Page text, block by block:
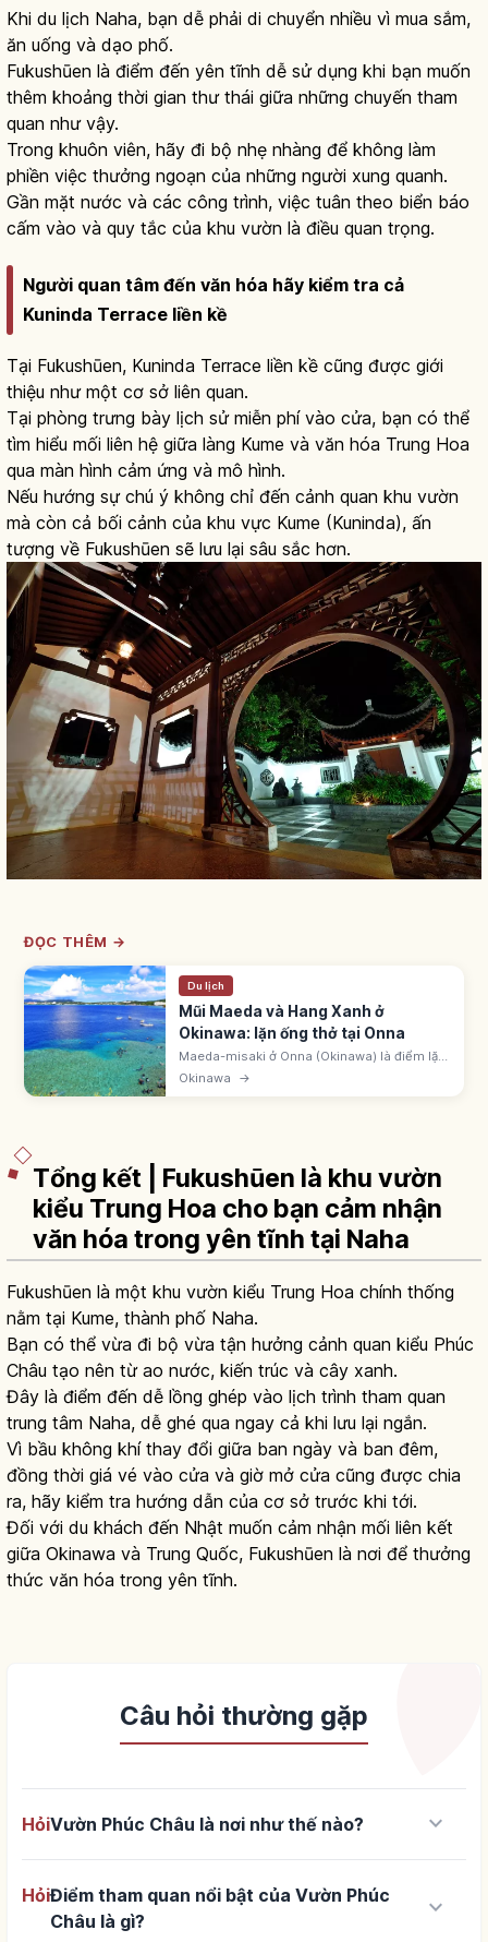
Khi du lịch Naha, bạn dễ phải di chuyển nhiều vì mua sắm,
ăn uống và dạo phố.
Fukushūen là điểm đến yên tĩnh dễ sử dụng khi bạn muốn
thêm khoảng thời gian thư thái giữa những chuyến tham
quan như vậy.
Trong khuôn viên, hãy đi bộ nhẹ nhàng để không làm
phiền việc thưởng ngoạn của những người xung quanh.
Gần mặt nước và các công trình, việc tuân theo biển báo
cấm vào và quy tắc của khu vườn là điều quan trọng.
Người quan tâm đến văn hóa hãy kiểm tra cả
Kuninda Terrace liền kề
Tại Fukushūen, Kuninda Terrace liền kề cũng được giới
thiệu như một cơ sở liên quan.
Tại phòng trưng bày lịch sử miễn phí vào cửa, bạn có thể
tìm hiểu mối liên hệ giữa làng Kume và văn hóa Trung Hoa
qua màn hình cảm ứng và mô hình.
Nếu hướng sự chú ý không chỉ đến cảnh quan khu vườn
mà còn cả bối cảnh của khu vực Kume (Kuninda), ấn
tượng về Fukushūen sẽ lưu lại sâu sắc hơn.
ĐỌC THÊM →
Du lịch
Mũi Maeda và Hang Xanh ở
Okinawa: lặn ống thở tại Onna
Maeda-misaki ở Onna (Okinawa) là điểm lặn
biển và lặn ống thở nổi tiếng Nhật Bản. Hang
Okinawa →
Tổng kết | Fukushūen là khu vườn
kiểu Trung Hoa cho bạn cảm nhận
văn hóa trong yên tĩnh tại Naha
Fukushūen là một khu vườn kiểu Trung Hoa chính thống
nằm tại Kume, thành phố Naha.
Bạn có thể vừa đi bộ vừa tận hưởng cảnh quan kiểu Phúc
Châu tạo nên từ ao nước, kiến trúc và cây xanh.
Đây là điểm đến dễ lồng ghép vào lịch trình tham quan
trung tâm Naha, dễ ghé qua ngay cả khi lưu lại ngắn.
Vì bầu không khí thay đổi giữa ban ngày và ban đêm,
đồng thời giá vé vào cửa và giờ mở cửa cũng được chia
ra, hãy kiểm tra hướng dẫn của cơ sở trước khi tới.
Đối với du khách đến Nhật muốn cảm nhận mối liên kết
giữa Okinawa và Trung Quốc, Fukushūen là nơi để thưởng
thức văn hóa trong yên tĩnh.
Câu hỏi thường gặp
HỏiVườn Phúc Châu là nơi như thế nào? keyboard_arrow_down
HỏiĐiểm tham quan nổi bật của Vườn Phúc
Châu là gì?
keyboard_arrow_down